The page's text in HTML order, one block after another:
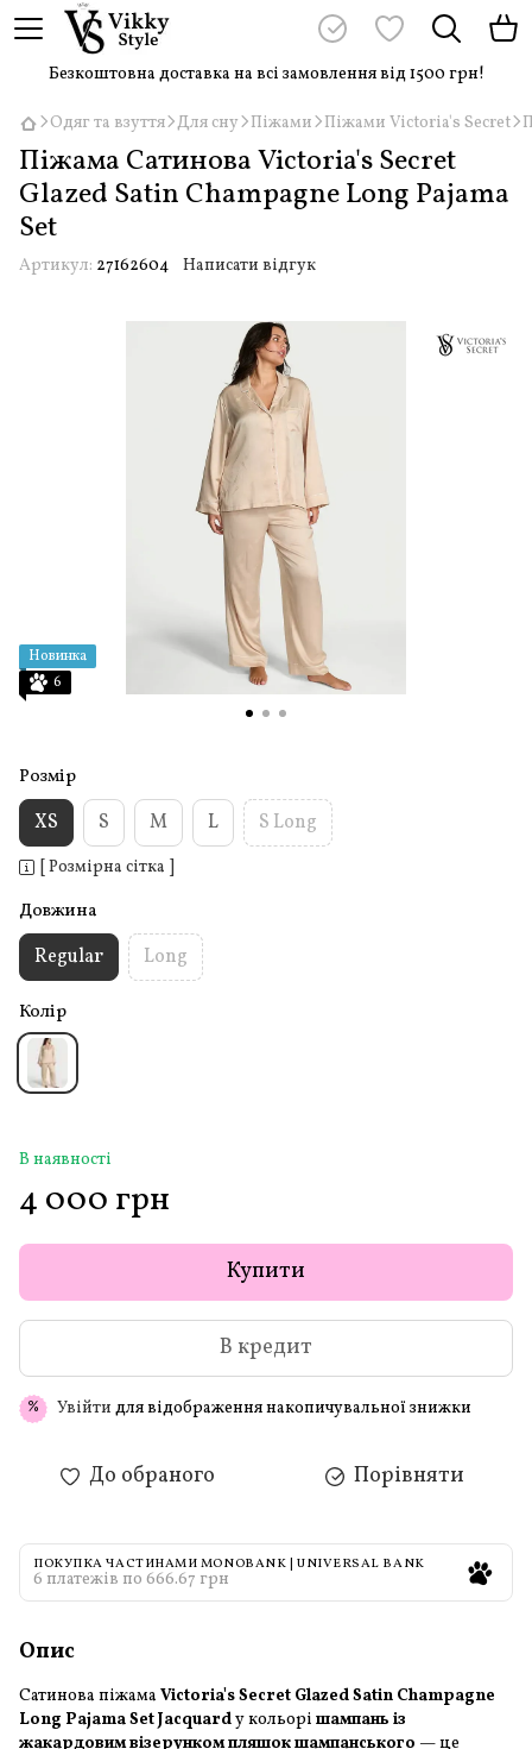
Безкоштовна доставка на всі замовлення від 1500 грн!
Одяг та взуття Для сну Піжами Піжами Victoria's Secret
Піжама Сатинова Victoria's Secret
Glazed Satin Champagne Long Pajama
Set
Артикул: 27162604 Написати відгук
Новинка
6
Розмір
XS S M L S Long
[ Розмірна сітка ]
Довжина
Regular Long
Колір
В наявності
4 000 грн
Купити
В кредит
% Увійти для відображення накопичувальної знижки
До обраного Порівняти
ПОКУПКА ЧАСТИНАМИ MONOBANK | UNIVERSAL BANK
6 платежів по 666.67 грн
Опис
Сатинова піжама Victoria's Secret Glazed Satin Champagne
Long Pajama Set Jacquardу кольорі шампань із
жакардовим візерунком пляшок шампанського — це